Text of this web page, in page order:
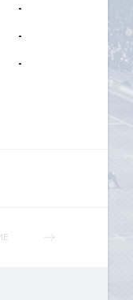
-
-
-